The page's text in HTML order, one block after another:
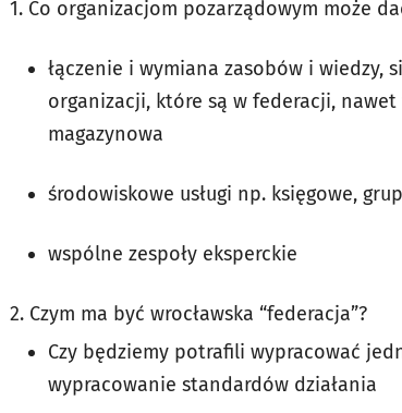
1. Co organizacjom pozarządowym może
łączenie i wymiana zasobów i wiedzy,
organizacji, które są w federacji,
magazynowa
środowiskowe usługi np. księgowe,
wspólne zespoły eksperckie
2. Czym ma być wrocławska “federacja”?
Czy będziemy potrafili wypracować
wypracowanie standardów działania